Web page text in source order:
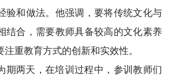
验和做法。他强调，要将传统文化与
结合，需要教师具备较高的文化素养
重教育方式的创新和实效性。
期两天，在培训过程中，参训教师们